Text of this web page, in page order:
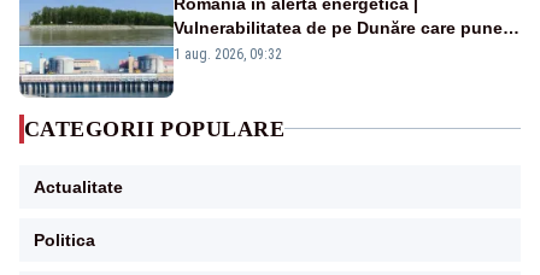
Vulnerabilitatea de pe Dunăre care pune
în pericol Centrala Cernavodă era
1 aug. 2026, 09:32
CATEGORII POPULARE
Actualitate
Politica